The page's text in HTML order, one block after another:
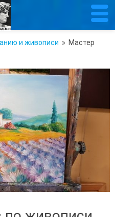
и живописи » Мастер